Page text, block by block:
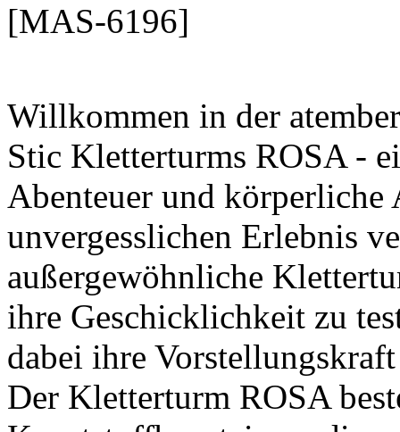
[MAS-6196]
Willkommen in der
Stic Kletterturms ROSA -
Abenteuer und
unvergesslichen Erlebnis
außergewöhnliche
ihre Geschicklichkeit zu
dabei ihre
Der Kletterturm ROSA